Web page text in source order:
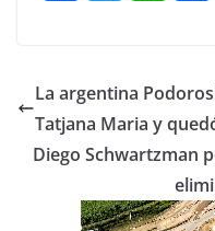
a
e
b
o
o
w
er
h
s
A
p
p
La argentina
Tatjana Maria y
Diego Schwartzman